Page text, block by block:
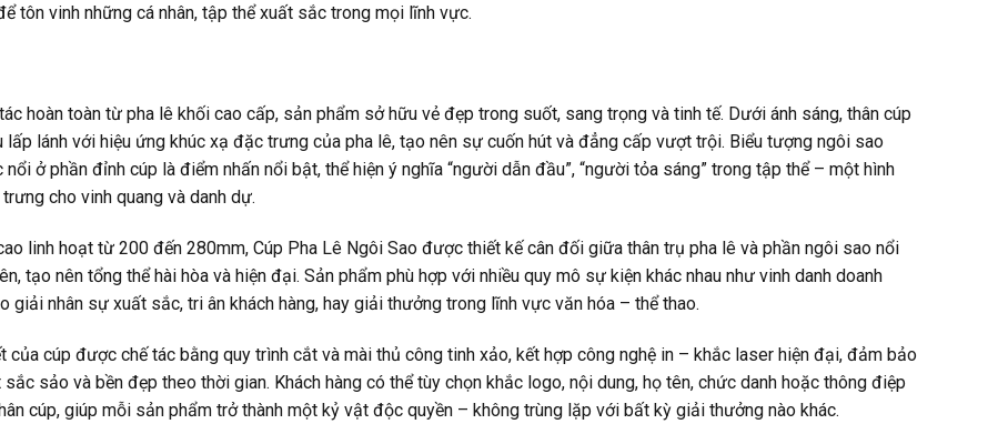
tôn vinh những cá nhân, tập thể xuất sắc trong mọi lĩnh vực.
hoàn toàn từ pha lê khối cao cấp, sản phẩm sở hữu vẻ đẹp trong suốt, sang trọng và tinh tế. Dưới ánh sáng, thân cúp
lấp lánh với hiệu ứng khúc xạ đặc trưng của pha lê, tạo nên sự cuốn hút và đẳng cấp vượt trội. Biểu tượng ngôi sao
ở phần đỉnh cúp là điểm nhấn nổi bật, thể hiện ý nghĩa “người dẫn đầu”, “người tỏa sáng” trong tập thể – một hình
cho vinh quang và danh dự.
linh hoạt từ 200 đến 280mm, Cúp Pha Lê Ngôi Sao được thiết kế cân đối giữa thân trụ pha lê và phần ngôi sao nổi
tạo nên tổng thể hài hòa và hiện đại. Sản phẩm phù hợp với nhiều quy mô sự kiện khác nhau như vinh danh doanh
giải nhân sự xuất sắc, tri ân khách hàng, hay giải thưởng trong lĩnh vực văn hóa – thể thao.
của cúp được chế tác bằng quy trình cắt và mài thủ công tinh xảo, kết hợp công nghệ in – khắc laser hiện đại, đảm bảo
sảo và bền đẹp theo thời gian. Khách hàng có thể tùy chọn khắc logo, nội dung, họ tên, chức danh hoặc thông điệp
cúp, giúp mỗi sản phẩm trở thành một kỷ vật độc quyền – không trùng lặp với bất kỳ giải thưởng nào khác.